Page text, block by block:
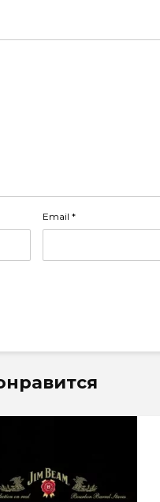
Email *